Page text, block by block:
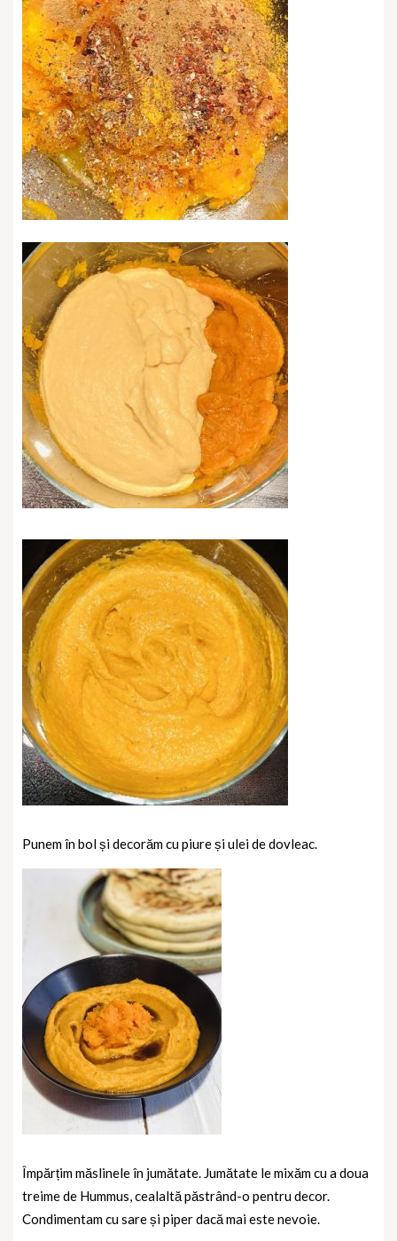
Punem în bol și decorăm cu piure și ulei de dovleac.
Împărțim măslinele în jumătate. Jumătate le mixăm cu a doua
treime de Hummus, cealaltă păstrând-o pentru decor.
Condimentam cu sare și piper dacă mai este nevoie.